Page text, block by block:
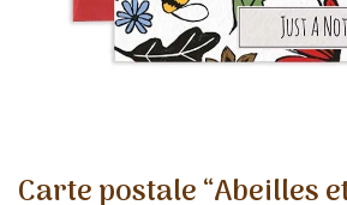
Carte postale “Abeilles